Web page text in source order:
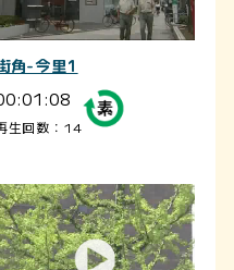
角-今里1
生回数：14